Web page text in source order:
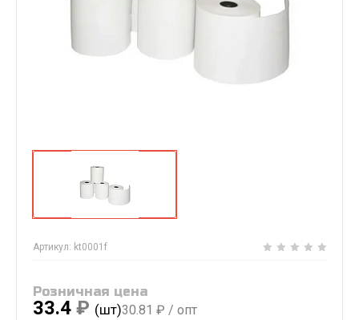
Артикул: kt0001f
Розничная цена
33.4 ₽ (шт)30.81 ₽ / опт